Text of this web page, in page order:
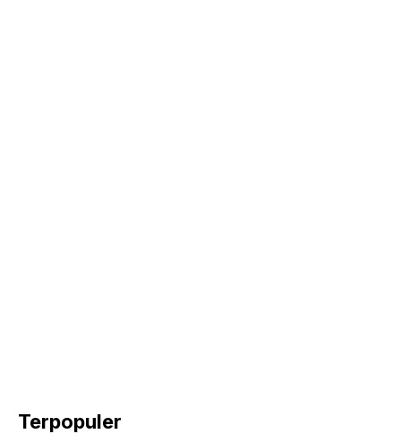
Terpopuler